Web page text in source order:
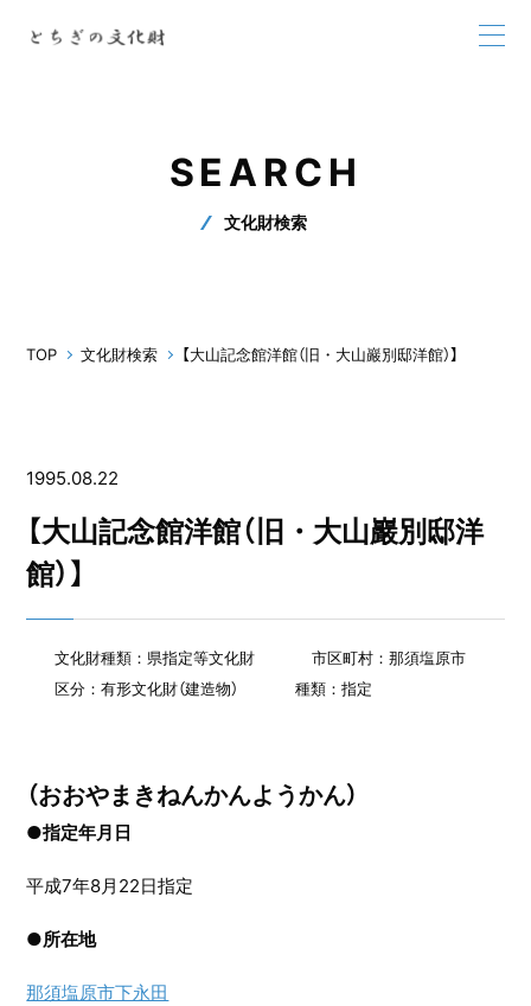
SEARCH
文化財検索
TOP 文化財検索 【大山記念館洋館（旧・大山巖別邸洋館）】
1995.08.22
【大山記念館洋館（旧・大山巖別邸洋
館）】
文化財種類：県指定等文化財
市区町村：那須塩原市
区分：有形文化財（建造物）
種類：指定
（おおやまきねんかんようかん）
●指定年月日
平成7年8月22日指定
●所在地
那須塩原市下永田